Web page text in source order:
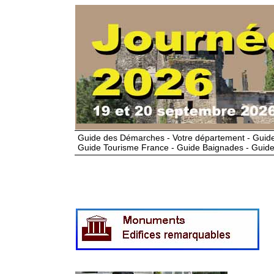
Guide des Démarches - Votre département -
Guide Tourisme France - Guide Baignades -